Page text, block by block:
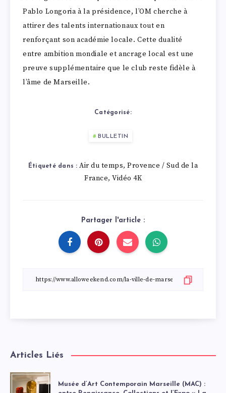
Pablo Longoria à la présidence, l’OM cherche à
attirer des talents internationaux tout en
renforçant son académie locale. Cette dualité
entre ambition mondiale et ancrage local est une
preuve supplémentaire que le club reste fidèle à
l’âme de Marseille.
Catégorisé:
BULLETIN
Étiqueté dans : Air du temps,Provence / Sud de la
France, Vidéo 4K
Partager l'article :
Articles Liés
Musée d’Art Contemporain Marseille (MAC) :